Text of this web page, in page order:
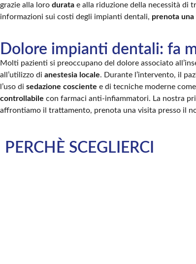
grazie alla loro durata e alla riduzione della necessità di
informazioni sui costi degli impianti dentali, prenota una
Dolore impianti dentali: fa
Molti pazienti si preoccupano del dolore associato
all’utilizzo di anestesia locale. Durante l’intervento, il
l’uso di sedazione cosciente e di tecniche moderne
controllabile con farmaci anti-infiammatori. La nostra
affrontiamo il trattamento, prenota una visita presso il
PERCHÈ SCEGLIERCI